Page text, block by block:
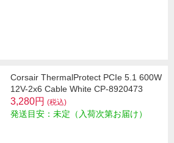
Corsair ThermalProtect PCIe 5.1 600W
12V-2x6 Cable White CP-8920473
3,280円 (税込)
発送目安：未定（入荷次第お届け）